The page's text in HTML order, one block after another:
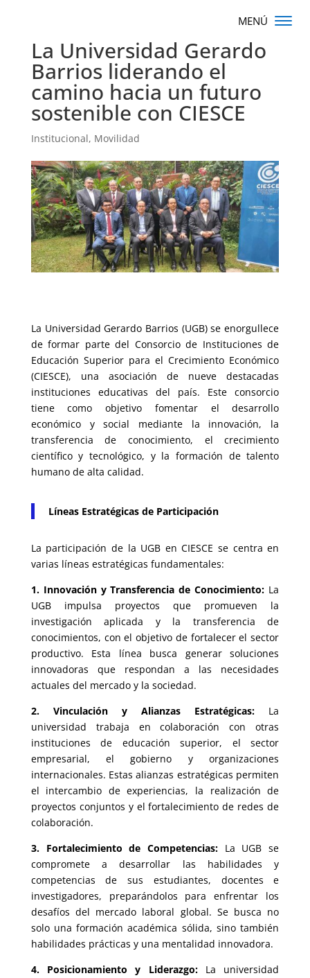
La Universidad Gerardo
Barrios liderando el
camino hacia un futuro
sostenible con CIESCE
Institucional, Movilidad
La Universidad Gerardo Barrios (UGB) se enorgullece
de formar parte del Consorcio de Instituciones de
Educación Superior para el Crecimiento Económico
(CIESCE), una asociación de nueve destacadas
instituciones educativas del país. Este consorcio
tiene como objetivo fomentar el desarrollo
económico y social mediante la innovación, la
transferencia de conocimiento, el crecimiento
científico y tecnológico, y la formación de talento
humano de alta calidad.
Líneas Estratégicas de Participación
La participación de la UGB en CIESCE se centra en
varias líneas estratégicas fundamentales:
1. Innovación y Transferencia de Conocimiento: La
UGB impulsa proyectos que promueven la
investigación aplicada y la transferencia de
conocimientos, con el objetivo de fortalecer el sector
productivo. Esta línea busca generar soluciones
innovadoras que respondan a las necesidades
actuales del mercado y la sociedad.
2. Vinculación y Alianzas Estratégicas: La
universidad trabaja en colaboración con otras
instituciones de educación superior, el sector
empresarial, el gobierno y organizaciones
internacionales. Estas alianzas estratégicas permiten
el intercambio de experiencias, la realización de
proyectos conjuntos y el fortalecimiento de redes de
colaboración.
3. Fortalecimiento de Competencias: La UGB se
compromete a desarrollar las habilidades y
competencias de sus estudiantes, docentes e
investigadores, preparándolos para enfrentar los
desafíos del mercado laboral global. Se busca no
solo una formación académica sólida, sino también
habilidades prácticas y una mentalidad innovadora.
4. Posicionamiento y Liderazgo:La universidad